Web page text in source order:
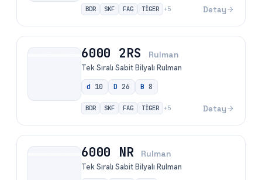
BDR SKF FAG TİGER +5 Detay
6000 2RS Rulman
Tek Sıralı Sabit Bilyalı Rulman
d 10 D 26 B 8
BDR SKF FAG TİGER +5 Detay
6000 NR Rulman
Tek Sıralı Sabit Bilyalı Rulman